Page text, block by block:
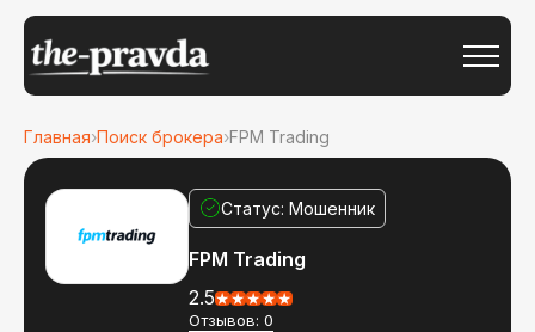
Главная›Поиск брокера›FPM Trading
Статус: Мошенник
FPM Trading
2.5
Отзывов: 0